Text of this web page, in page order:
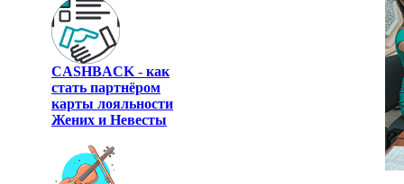
CASHBACK- как
стать партнёром
карты лояльности
Жених и Невесты